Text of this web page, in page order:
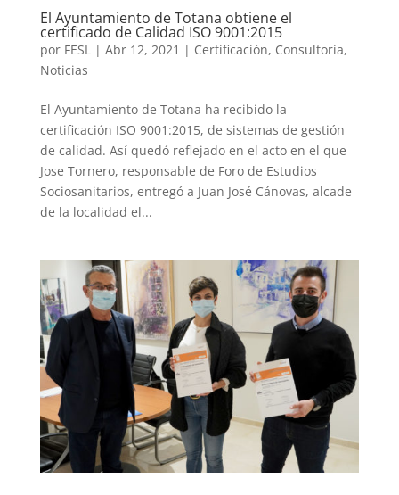
El Ayuntamiento de Totana obtiene el
certificado de Calidad ISO 9001:2015
por FESL | Abr 12, 2021 | Certificación, Consultoría,
Noticias
El Ayuntamiento de Totana ha recibido la
certificación ISO 9001:2015, de sistemas de gestión
de calidad. Así quedó reflejado en el acto en el que
Jose Tornero, responsable de Foro de Estudios
Sociosanitarios, entregó a Juan José Cánovas, alcade
de la localidad el...